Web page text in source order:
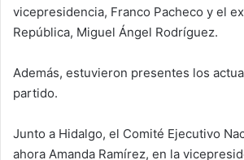
vicepresidencia, Franco Pacheco y el
República, Miguel Ángel Rodríguez.
Además, estuvieron presentes los
partido.
Junto a Hidalgo, el Comité Ejecutivo
ahora Amanda Ramírez, en la